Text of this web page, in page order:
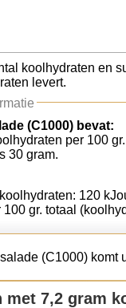
koolhydraten en
levert.
(C1000) bevat:
per 100 gr.
30 gram.
120
100 gr. totaal
(C1000) komt
met 7,2 gram